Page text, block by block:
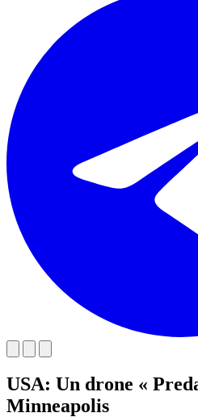
USA: Un drone «
Minneapolis